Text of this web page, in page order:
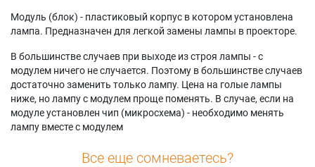
Модуль (блок) - пластиковый корпус в котором установлена
лампа. Предназначен для легкой замены лампы в проекторе.
В большинстве случаев при выходе из строя лампы - с
модулем ничего не случается. Поэтому в большинстве случаев
достаточно заменить только лампу. Цена на голые лампы
ниже, но лампу с модулем проще поменять. В случае, если на
модуле установлен чип (микросхема) - необходимо менять
лампу вместе с модулем
Все еще сомневаетесь?